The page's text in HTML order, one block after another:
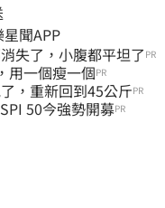
載娛樂星聞APP
失了，小腹都平坦了 PR
用一個瘦一個PR
，重新回到45公斤PR
50今強勢開募PR